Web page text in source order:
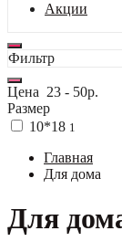
Акции
Фильтр
Цена 23 - 50р.
Размер
10*18 1
Главная
Для дома
Для